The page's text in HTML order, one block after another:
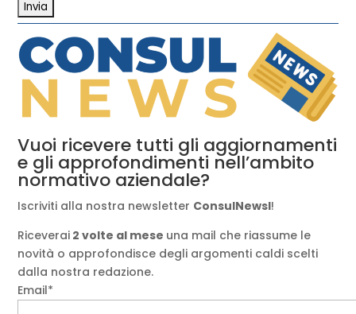
Vuoi ricevere tutti gli aggiornamenti
e gli approfondimenti nell’ambito
normativo aziendale?
Iscriviti alla nostra newsletter ConsulNewsl!
Riceverai 2 volte al mese una mail che riassume le
novità o approfondisce degli argomenti caldi scelti
dalla nostra redazione.
Email*